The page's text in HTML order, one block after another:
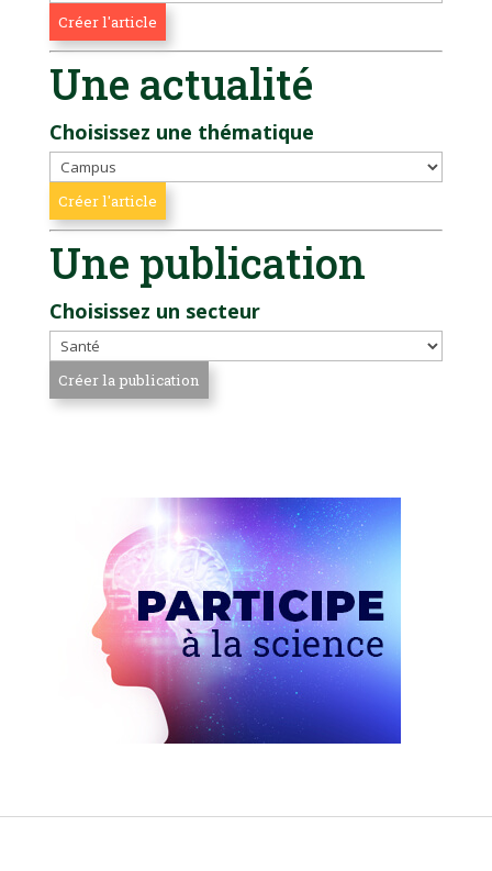
Une actualité
Choisissez une thématique
Une publication
Choisissez un secteur